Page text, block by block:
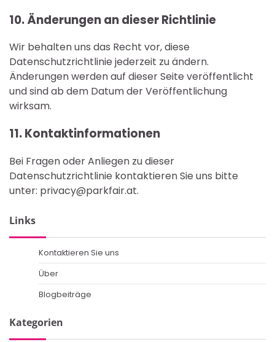
10. Änderungen an dieser Richtlinie
Wir behalten uns das Recht vor, diese
Datenschutzrichtlinie jederzeit zu ändern.
Änderungen werden auf dieser Seite veröffentlicht
und sind ab dem Datum der Veröffentlichung
wirksam.
11. Kontaktinformationen
Bei Fragen oder Anliegen zu dieser
Datenschutzrichtlinie kontaktieren Sie uns bitte
unter: privacy@parkfair.at.
Links
Kontaktieren Sie uns
Über
Blogbeiträge
Kategorien